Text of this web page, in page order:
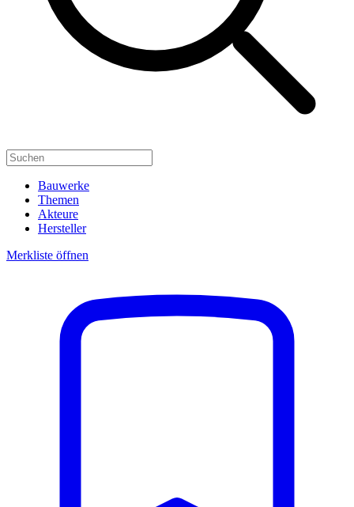
Bauwerke
Themen
Akteure
Hersteller
Merkliste öffnen